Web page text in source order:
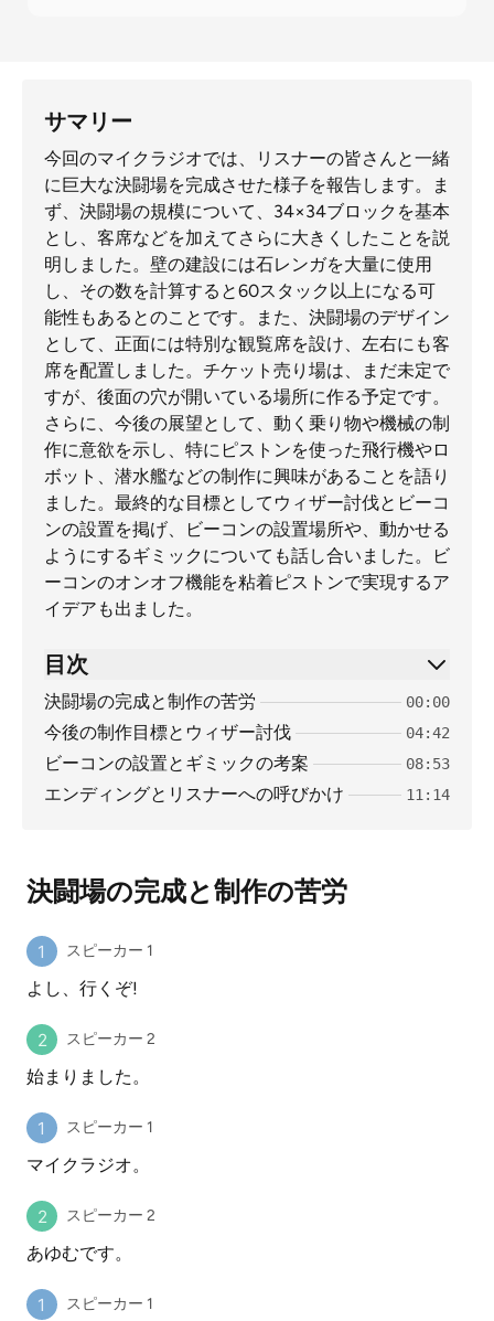
サマリー
今回のマイクラジオでは、リスナーの皆さんと一緒
に巨大な決闘場を完成させた様子を報告します。ま
ず、決闘場の規模について、34×34ブロックを基本
とし、客席などを加えてさらに大きくしたことを説
明しました。壁の建設には石レンガを大量に使用
し、その数を計算すると60スタック以上になる可
能性もあるとのことです。また、決闘場のデザイン
として、正面には特別な観覧席を設け、左右にも客
席を配置しました。チケット売り場は、まだ未定で
すが、後面の穴が開いている場所に作る予定です。
さらに、今後の展望として、動く乗り物や機械の制
作に意欲を示し、特にピストンを使った飛行機やロ
ボット、潜水艦などの制作に興味があることを語り
ました。最終的な目標としてウィザー討伐とビーコ
ンの設置を掲げ、ビーコンの設置場所や、動かせる
ようにするギミックについても話し合いました。ビ
ーコンのオンオフ機能を粘着ピストンで実現するア
イデアも出ました。
目次
決闘場の完成と制作の苦労 00:00
今後の制作目標とウィザー討伐 04:42
ビーコンの設置とギミックの考案 08:53
エンディングとリスナーへの呼びかけ 11:14
決闘場の完成と制作の苦労
スピーカー 1
よし、行くぞ!
スピーカー 2
始まりました。
スピーカー 1
マイクラジオ。
スピーカー 2
あゆむです。
スピーカー 1